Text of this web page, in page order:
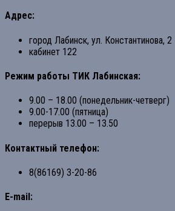
Адрес:
город Лабинск, ул. Константинова, 2
кабинет 122
Режим работы ТИК Лабинская:
9.00 – 18.00 (понедельник-четверг)
9.00-17.00 (пятница)
перерыв 13.00 – 13.50
Контактный телефон:
8(86169) 3-20-86
E-mail: